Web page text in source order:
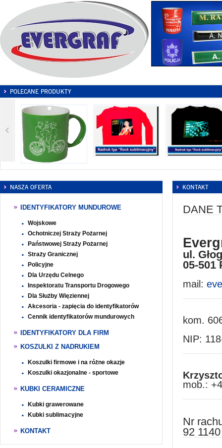
POLECANE PRODUKTY
NASZA OFERTA
IDENTYFIKATORY MUNDUROWE
Wojskowe
Ochotniczej Straży Pożarnej
Państwowej Straży Pożarnej
Straży Granicznej
Policyjne
Dla Urzędu Celnego
Inspektoratu Transportu Drogowego
Dla Służby Więziennej
Akcesoria - zapięcia do identyfikatorów
Cennik identyfikatorów mundurowych
IDENTYFIKATORY DLA FIRM
KOSZULKI Z NADRUKIEM
Koszulki firmowe i na różne okazje
Koszulki okazjonalne - sportowe
KUBKI CERAMICZNE
Kubki grawerowane
Kubki sublimacyjne
KONTAKT
KONTAKT
DANE
ul.
05-501
mail:
kom.
NIP:
mob.:
Nr
92